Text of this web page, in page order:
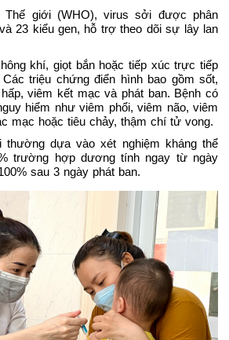
giới (WHO), virus sởi được phân
23 kiểu gen, hỗ trợ theo dõi sự lây lan
khí, giọt bắn hoặc tiếp xúc trực tiếp
triệu chứng điển hình bao gồm sốt,
viêm kết mạc và phát ban. Bệnh có
hiểm như viêm phổi, viêm não, viêm
mạc hoặc tiêu chảy, thậm chí tử vong.
thường dựa vào xét nghiệm kháng thể
trường hợp dương tính ngay từ ngày
sau 3 ngày phát ban.